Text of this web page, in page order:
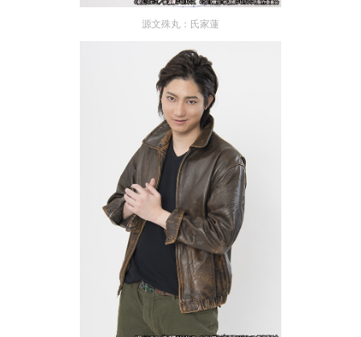
源文殊丸：氏家蓮